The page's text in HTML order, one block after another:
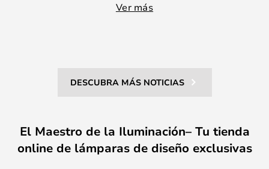
Ver más
DESCUBRA MÁS NOTICIAS
El Maestro de la Iluminación– Tu tienda
online de lámparas de diseño exclusivas